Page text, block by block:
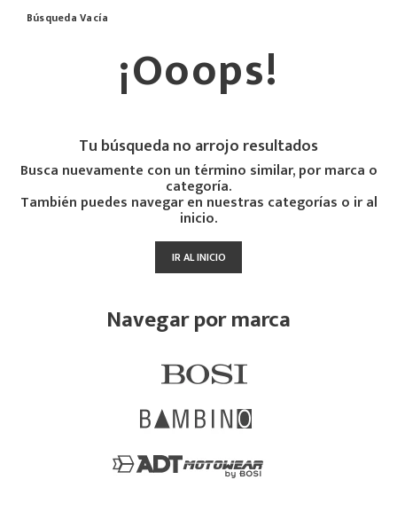
Búsqueda Vacía
¡Ooops!
Tu búsqueda no arrojo resultados
Busca nuevamente con un término similar, por marca o
categoría.
También puedes navegar en nuestras categorías o ir al
inicio.
IR AL INICIO
Navegar por marca